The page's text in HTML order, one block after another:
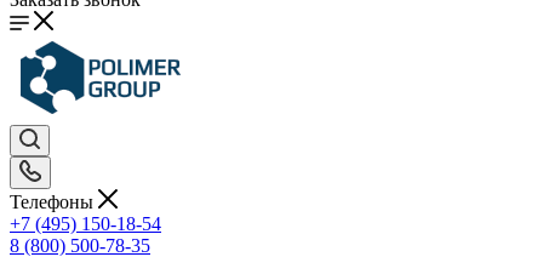
Телефоны
+7 (495) 150-18-54
8 (800) 500-78-35